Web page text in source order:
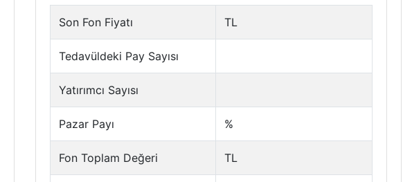
Son Fon Fiyatı TL
Tedavüldeki Pay Sayısı
Yatırımcı Sayısı
Pazar Payı %
Fon Toplam Değeri TL